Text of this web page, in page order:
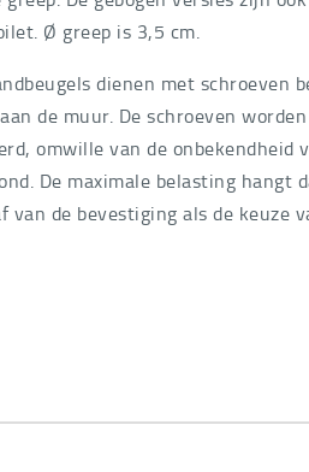
Ø greep is 3,5 cm.
dienen met schroeven
de muur. De schroeven
omwille van de onbekendheid
De maximale belasting hangt
van de bevestiging als de keuze